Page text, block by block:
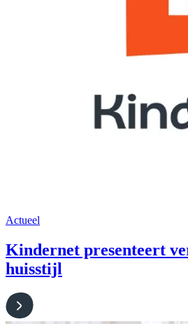
Actueel
Kindernet presenteert
huisstijl